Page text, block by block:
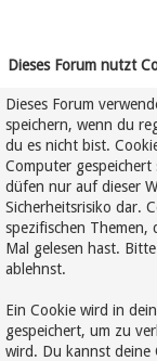
Dieses Forum nutzt
Dieses Forum
speichern, wenn du
du es nicht bist.
Computer gespeichert
düfen nur auf dieser
Sicherheitsrisiko dar.
spezifischen Themen,
Mal gelesen hast.
ablehnst.
Ein Cookie wird in
gespeichert, um zu
wird. Du kannst deine